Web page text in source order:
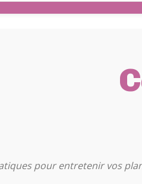
pour entretenir vos